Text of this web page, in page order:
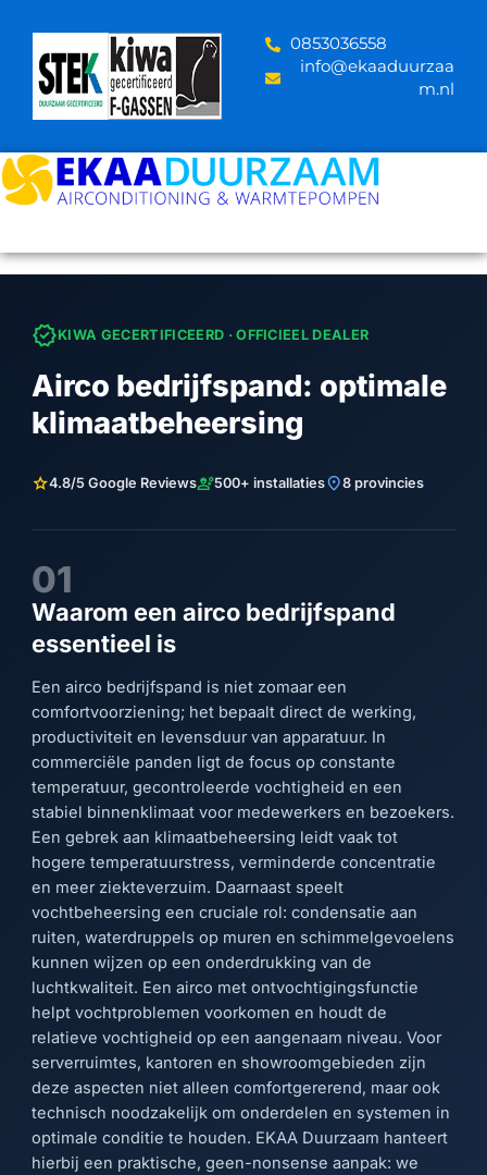
content
‪0853036558
info@ekaaduurzaa
m.nl
verifiedKIWA GECERTIFICEERD · OFFICIEEL DEALER
Airco bedrijfspand: optimale
klimaatbeheersing
star4.8/5 Google Reviewsengineering500+ installatieslocation_on8 provincies
01
Waarom een airco bedrijfspand
essentieel is
Een airco bedrijfspand is niet zomaar een
comfortvoorziening; het bepaalt direct de werking,
productiviteit en levensduur van apparatuur. In
commerciële panden ligt de focus op constante
temperatuur, gecontroleerde vochtigheid en een
stabiel binnenklimaat voor medewerkers en bezoekers.
Een gebrek aan klimaatbeheersing leidt vaak tot
hogere temperatuurstress, verminderde concentratie
en meer ziekteverzuim. Daarnaast speelt
vochtbeheersing een cruciale rol: condensatie aan
ruiten, waterdruppels op muren en schimmelgevoelens
kunnen wijzen op een onderdrukking van de
luchtkwaliteit. Een airco met ontvochtigingsfunctie
helpt vochtproblemen voorkomen en houdt de
relatieve vochtigheid op een aangenaam niveau. Voor
serverruimtes, kantoren en showroomgebieden zijn
deze aspecten niet alleen comfortgererend, maar ook
technisch noodzakelijk om onderdelen en systemen in
optimale conditie te houden. EKAA Duurzaam hanteert
hierbij een praktische, geen-nonsense aanpak: we